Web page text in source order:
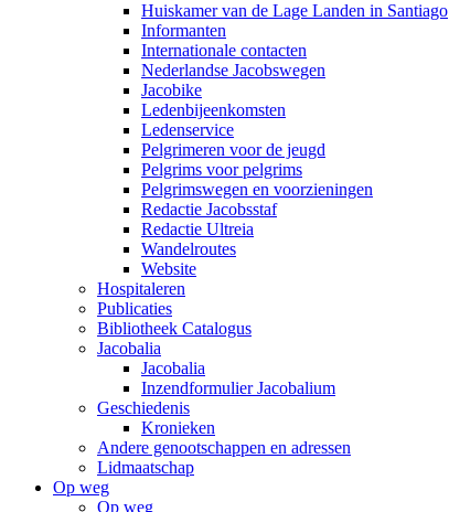
Huiskamer van de Lage Landen in Santiago
Informanten
Internationale contacten
Nederlandse Jacobswegen
Jacobike
Ledenbijeenkomsten
Ledenservice
Pelgrimeren voor de jeugd
Pelgrims voor pelgrims
Pelgrimswegen en voorzieningen
Redactie Jacobsstaf
Redactie Ultreia
Wandelroutes
Website
Hospitaleren
Publicaties
Bibliotheek Catalogus
Jacobalia
Jacobalia
Inzendformulier Jacobalium
Geschiedenis
Kronieken
Andere genootschappen en adressen
Lidmaatschap
Op weg
Op weg